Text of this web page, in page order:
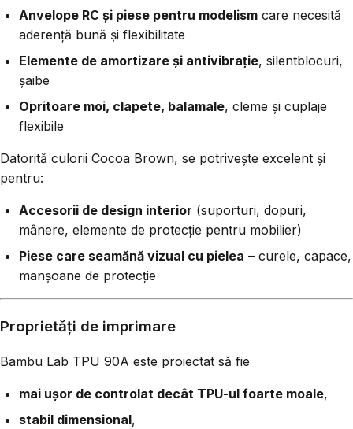
Anvelope RC și piese pentru modelism care necesită
aderență bună și flexibilitate
Elemente de amortizare și antivibrație, silentblocuri,
șaibe
Opritoare moi, clapete, balamale, cleme și cuplaje
flexibile
Datorită culorii Cocoa Brown, se potrivește excelent și
pentru:
Accesorii de design interior (suporturi, dopuri,
mânere, elemente de protecție pentru mobilier)
Piese care seamănă vizual cu pielea – curele, capace,
manșoane de protecție
Proprietăți de imprimare
Bambu Lab TPU 90A este proiectat să fie
mai ușor de controlat decât TPU-ul foarte moale,
stabil dimensional,